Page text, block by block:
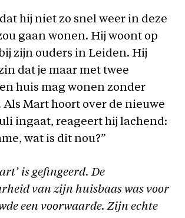
hij niet zo snel weer in deze
gaan wonen. Hij woont op
zijn ouders in Leiden. Hij
dat je maar met twee
huis mag wonen zonder
Mart hoort over de nieuwe
ingaat, reageert hij lachend:
wat is dit nou?”
is gefingeerd. De
van zijn huisbaas was voor
een voorwaarde. Zijn echte